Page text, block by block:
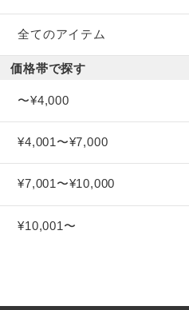
全てのアイテム
価格帯で探す
〜¥4,000
¥4,001〜¥7,000
¥7,001〜¥10,000
¥10,001〜